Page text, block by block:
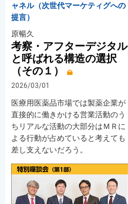
ャネル（次世代マーケティグへの
提言）
原暢久
考察・アフターデジタル
と呼ばれる構造の選択
（その１）
2026/03/01
医療用医薬品市場では製薬企業が
直接的に働きかける営業活動のう
ちリアルな活動の大部分はＭＲに
よる行動が占めていると考えても
差し支えないだろう。